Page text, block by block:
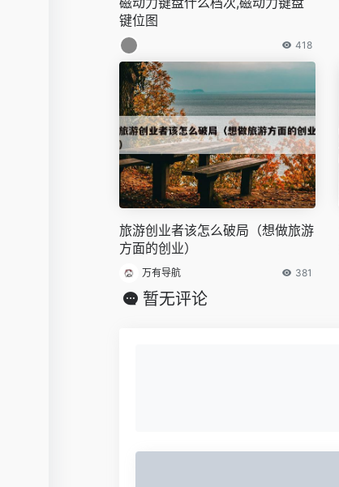
键位图
418
旅游创业者该怎么破局（想做旅游
方面的创业）
万有导航 381
暂无评论